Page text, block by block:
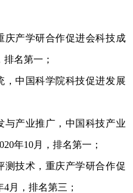
庆产学研合作促进会科技成
名第一；
，中国科学院科技促进发展
与产业推广，中国科技产业
年10月，排名第一；
测技术，重庆产学研合作促
月，排名第三；